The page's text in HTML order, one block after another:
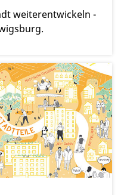
weiterentwickeln -